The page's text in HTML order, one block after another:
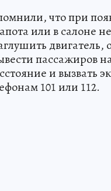
что при
или в салоне
двигатель,
пассажиров
и вызвать
101 или 112.